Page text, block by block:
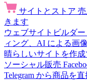
サイトとストア
きます
ウェブサイトビルダー
ィング、AI による画
晴らしいサイトを作
ソーシャル販売
Telegram から商品を